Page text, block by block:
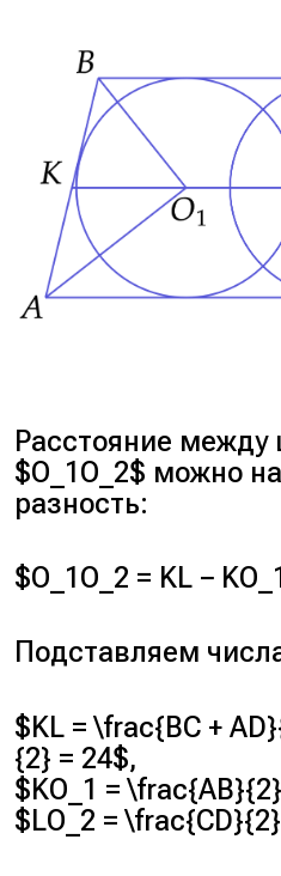
Расстояние между
$O_1O_2$ можно
разность:
$O_1O_2 = KL −
Подставляем
$KL = \frac{BC +
{2} = 24$,
$KO_1 =
$LO_2 =